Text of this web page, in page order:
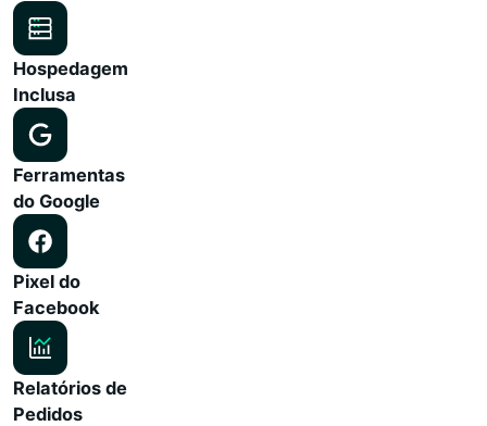
Hospedagem
Inclusa
Ferramentas
do Google
Pixel do
Facebook
Relatórios de
Pedidos